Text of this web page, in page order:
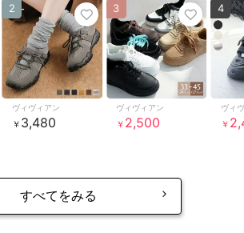
ヴィヴィアン
￥ 3,480
2
ヴィヴィアン
￥ 2,500
3
ヴィ
￥
4
すべてをみる